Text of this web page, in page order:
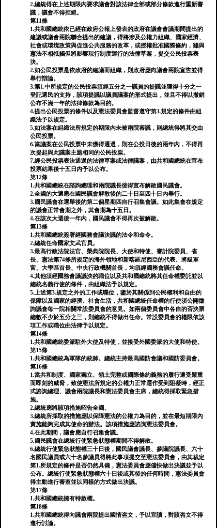
2.總統得在上述期限內要求議會對該法律全部或部分條款進行重新審
議，議會不得拒絕。
第11條
1.共和國總統依已經在政府公報上發表的政府在議會會議期間提出的
建議或議會兩院聯合提出的建議，得將涉及公權力組織、國家經濟、
社會或環境政策與促進公共服務的改革，或授權批准國際條約，雖與
憲法不相牴觸但將影響現行制度運行的法律草案，提交公民投票表
決。
2.如公民投票是依政府的建議而組織，則政府應向議會兩院宣告並得
舉行辯論。
3.第1.中所規定的公民投票須經五分之一議員的提議並獲得十分之一
登記選民的支持，該項提議以議員議案的形式提出，並且不得以撤銷
公布不滿一年的法律條款為目的。
4.提出公民投票的條件以及憲法委員會監督遵守第3.規定的條件由組
織法予以規定。
5.如法案在組織法所規定的期限內未被兩院審議，則總統得將其交由
公民投票。
6.當議案在公民投票中未獲得通過，則在公投日後的兩年內，不得再
次提起與此議案主題相同的公民投票。
7.經公民投票表決通過的法律草案或法律議案，由共和國總統在宣布
投票結果後十五日內予以公布。
第12條
1.共和國總統在諮詢總理和兩院議長後得宣布解散國民議會。
2.全國的大選應在國民議會解散後的二十日至四十日內舉行。
3.國民議會在選舉後的第二個星期四自行召集會議。如此集會在規定
的議會正常會期之外，其會期為十五日。
4.在該次大選後一年內，國民議會不得再次被解散。
第13條
1.共和國總統簽署經國務會議決議的法令和命令。
2.總統任命國家文武官員。
3.最高行政法院法官、榮典院院長、大使和特使、審計院委員、省
長、憲法第74條所規定的海外領地和新喀羅尼西亞的代表、將級軍
官、大學區首長、中央行政機關首長，均須經國務會議任命。
4.其他須經國務會議議決的職位以及共和國總統將其任命權委託並以
總統名義行使的條件，由組織法予以規定。
5.上述第3.規定之外的工作或職位，鑒於其關係到公民權利和自由的
保障以及國家的經濟、社會生活，共和國總統任命權的行使須公開徵
詢議會每一院相關常設委員會的意見。如兩個委員會中各自的否決票
總數不少於五分之三，則總統不得做出任命。常設委員會的權限依該
項工作或職位由法律予以規定。
第14條
1.共和國總統委派駐外大使及特使，並接受外國委派的大使和特使。
第15條
1.共和國總統為軍隊的統帥。總統主持最高國防會議和國防委員會。
第16條
1.當共和制度、國家獨立、領土完整或國際條約義務的履行遭受嚴重
而即刻的威脅，致使憲法所規定的公權力正常運作受到阻礙時，經正
式諮詢總理、議會兩院議長和憲法委員會主席，總統得採取緊急措
施。
2.總統應將該項措施昭告全國。
3.總統所採取的措施應以保障憲法的公權力為目的，並在最短期限內
實施能夠完成其使命的辦法。該項措施應諮詢憲法委員會。
4.在此期間，議會應自行召集會議。
5.國民議會在總統行使緊急狀態權期間不得解散。
6.總統行使緊急狀態權三十日後，國民議會議長、參議院議長、六十
名國民議員或六十名參議員得將此事項提交至憲法委員會，由其裁定
第1.所規定的條件是否仍然具備，憲法委員會應儘快做出決議並予以
公布。總統行使緊急狀態權六十日後或其後的任何時間，憲法委員會
得主動進行審查並以同樣的方式做出決議。
第17條
1.共和國總統擁有特赦權。
第18條
1.共和國總統得向議會兩院提出國情咨文，予以宣讀，對該咨文不得
進行討論。